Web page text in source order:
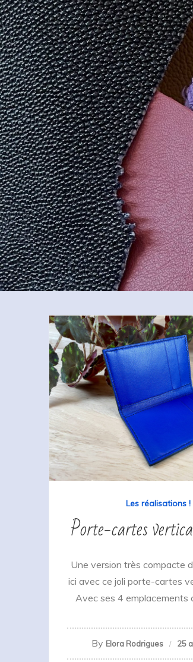
Les réalisations !
Porte-cartes
Une version très compacte
ici avec ce joli porte-cartes
Avec ses 4 emplacements
By Elora Rodrigues 25